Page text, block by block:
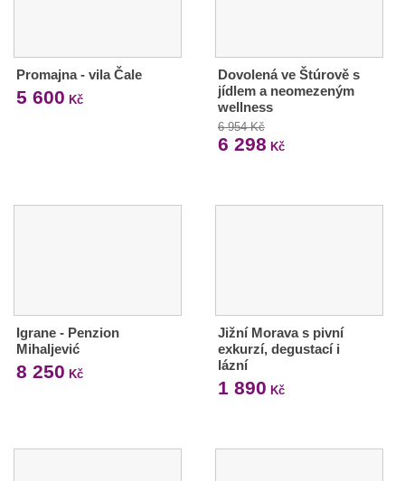
Promajna - vila Čale
5 600 Kč
Dovolená ve Štúrově s
jídlem a neomezeným
wellness
6 954 Kč
6 298 Kč
Igrane - Penzion
Mihaljević
8 250 Kč
Jižní Morava s pivní
exkurzí, degustací i
lázní
1 890 Kč